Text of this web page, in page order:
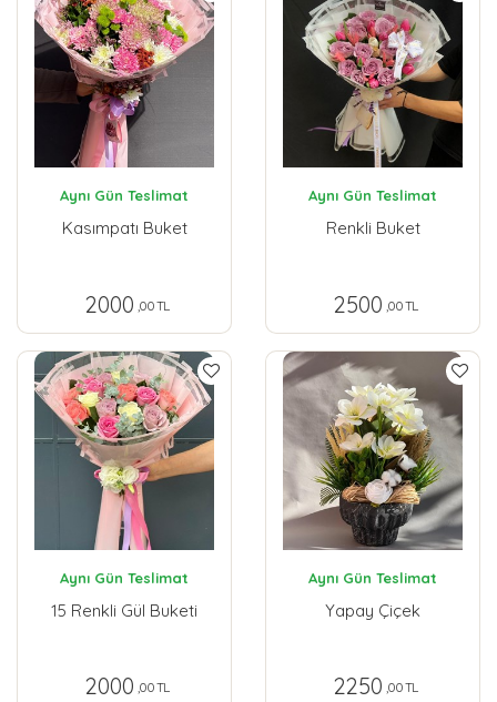
Aynı Gün Teslimat
Kasımpatı Buket
2000 ,00 TL
Aynı Gün Teslimat
Renkli Buket
2500 ,00 TL
Aynı Gün Teslimat
15 Renkli Gül Buketi
2000 ,00 TL
Aynı Gün Teslimat
Yapay Çiçek
2250 ,00 TL